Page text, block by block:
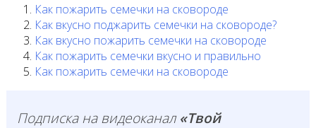
Как пожарить семечки на сковороде
Как вкусно поджарить семечки на сковороде?
Как вкусно пожарить семечки на сковороде
Как пожарить семечки вкусно и правильно
Как пожарить семечки на сковороде
Подписка на видеоканал «Твой